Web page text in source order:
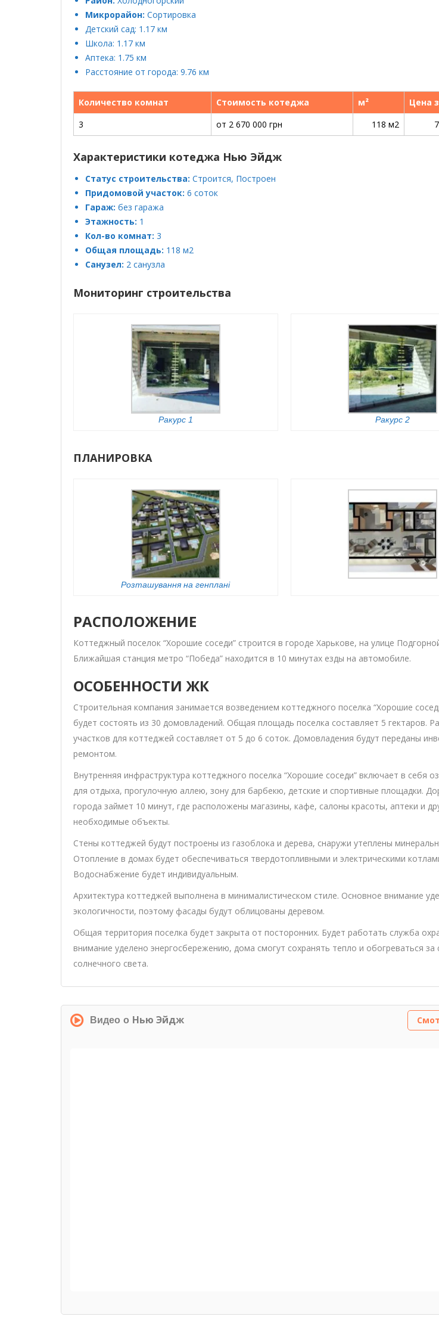
Микрорайон: Сортировка
Детский сад: 1.17 км
Школа: 1.17 км
Аптека: 1.75 км
Расстояние от города: 9.76 км
Количество комнат Стоимость котеджа м²
Цена
3
от 2 670 000 грн 118 м2
Характеристики котеджа Нью Эйдж
Статус строительства: Строится, Построен
Придомовой участок: 6 соток
Гараж: без гаража
Этажность: 1
Кол-во комнат: 3
Общая площадь: 118 м2
Санузел: 2 санузла
Мониторинг строительства
Ракурс 1 Ракурс 2
ПЛАНИРОВКА
Розташування на генплані
РАСПОЛОЖЕНИЕ
Коттеджный поселок “Хорошие соседи” строится в городе Харькове, на улице
Ближайшая станция метро “Победа” находится в 10 минутах езды на автомобиле.
ОСОБЕННОСТИ ЖК
Строительная компания занимается возведением коттеджного поселка “Хорошие
будет состоять из 30 домовладений. Общая площадь поселка составляет 5 гектаров.
участков для коттеджей составляет от 5 до 6 соток. Домовладения будут переданы
ремонтом.
Внутренняя инфраструктура коттеджного поселка “Хорошие соседи” включает в себя
для отдыха, прогулочную аллею, зону для барбекю, детские и спортивные площадки.
города займет 10 минут, где расположены магазины, кафе, салоны красоты, аптеки и
необходимые объекты.
Стены коттеджей будут построены из газоблока и дерева, снаружи утеплены
Отопление в домах будет обеспечиваться твердотопливными и электрическими
Водоснабжение будет индивидуальным.
Архитектура коттеджей выполнена в минималистическом стиле. Основное внимание
экологичности, поэтому фасады будут облицованы деревом.
Общая территория поселка будет закрыта от посторонних. Будет работать служба
внимание уделено энергосбережению, дома смогут сохранять тепло и обогреваться за
солнечного света.
Видео о Нью Эйдж